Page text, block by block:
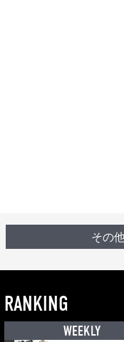
その
RANKING
WEEKLY